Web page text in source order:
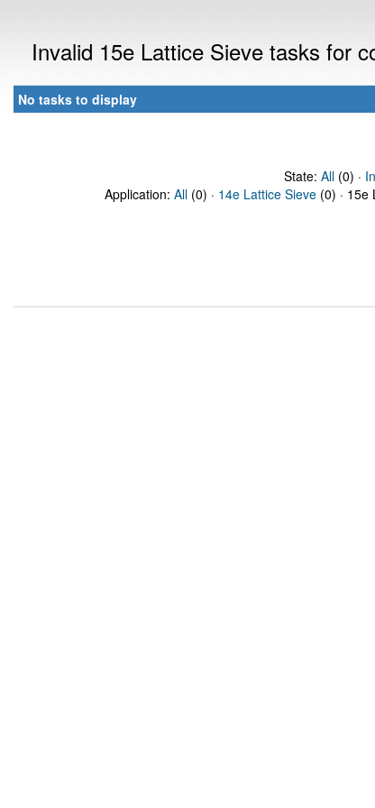
Invalid 15e Lattice Sieve tasks for
No tasks to display
State: All(0) ·
Application: All (0) · 14e Lattice Sieve (0) · 15e